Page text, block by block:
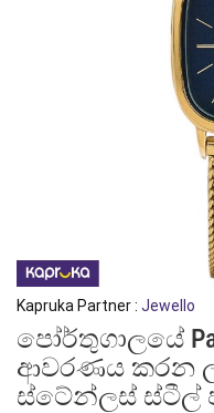
Kapruka Partner : Jewello
පෝර්තුගාලයේ
ආවරණය කරන
ස්ටේන්ලස් ස්ටීල්